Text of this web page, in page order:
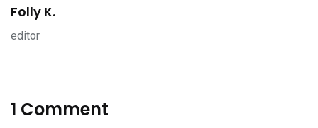
Folly K.
editor
1 Comment